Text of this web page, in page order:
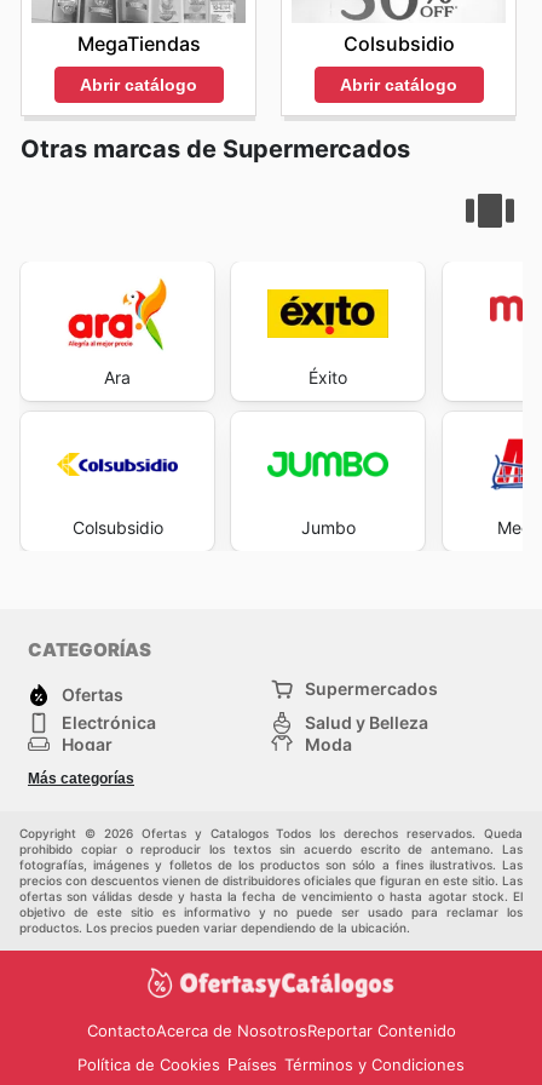
MegaTiendas
Abrir catálogo
Colsubsidio
Abrir catálogo
Otras marcas de Supermercados
Ara
Colsubsidio
Éxito
Jumbo
CATEGORÍAS
Ofertas
Supermercados
Electrónica
Salud y Belleza
Hogar
Moda
Herramientas y jardinería
Infancia
Más categorías
Copyright © 2026 Ofertas y Catalogos Todos los derechos reservados. Queda
prohibido copiar o reproducir los textos sin acuerdo escrito de antemano. Las
fotografías, imágenes y folletos de los productos son sólo a fines ilustrativos. Las
precios con descuentos vienen de distribuidores oficiales que figuran en este sitio. Las
ofertas son válidas desde y hasta la fecha de vencimiento o hasta agotar stock. El
objetivo de este sitio es informativo y no puede ser usado para reclamar los
productos. Los precios pueden variar dependiendo de la ubicación.
ContactoAcerca de NosotrosReportar Contenido
Política de Cookies Países Términos y Condiciones